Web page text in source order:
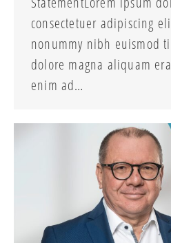
consectetuer adipiscing
nonummy nibh euismod
dolore magna aliquam
enim ad…